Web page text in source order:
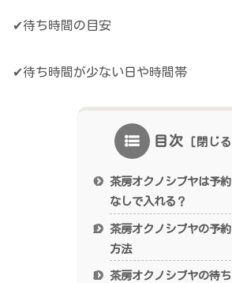
✔待ち時間の目安
✔待ち時間が少ない日や時間帯
目次
茶房オクノシブヤは予約
なしで入れる？
茶房オクノシブヤの予約
方法
茶房オクノシブヤの待ち